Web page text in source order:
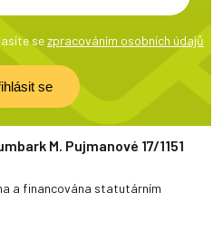
sezpracováním osobních údajů
M. Pujmanové 17/1151
a financována statutárním